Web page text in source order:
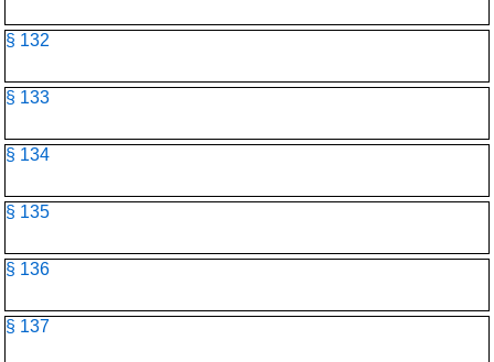
§ 132
§ 133
§ 134
§ 135
§ 136
§ 137